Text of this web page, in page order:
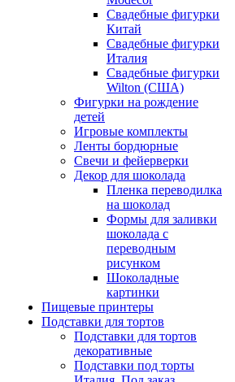
Свадебные фигурки
Китай
Свадебные фигурки
Италия
Свадебные фигурки
Wilton (США)
Фигурки на рождение
детей
Игровые комплекты
Ленты бордюрные
Свечи и фейерверки
Декор для шоколада
Пленка переводилка
на шоколад
Формы для заливки
шоколада с
переводным
рисунком
Шоколадные
картинки
Пищевые принтеры
Подставки для тортов
Подставки для тортов
декоративные
Подставки под торты